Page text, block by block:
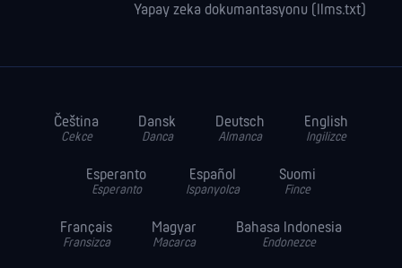
Yapay zeka dokumantasyonu (llms.txt)
Čeština
Cekce
Dansk
Danca
Deutsch
Almanca
English
Ingilizce
Esperanto
Esperanto
Español
Ispanyolca
Suomi
Fince
Français
Fransizca
Magyar
Macarca
Bahasa Indonesia
Endonezce